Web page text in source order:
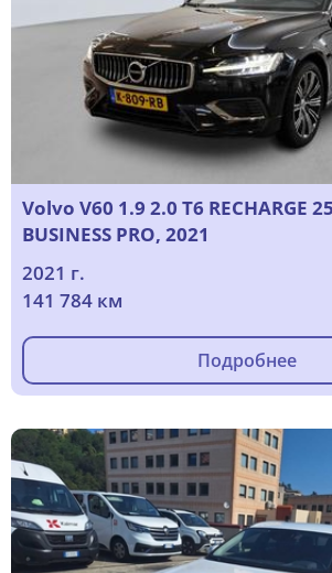
Volvo V60 1.9 2.0 T6 RECHARGE
BUSINESS PRO, 2021
2021 г.
141 784 км
Подробнее